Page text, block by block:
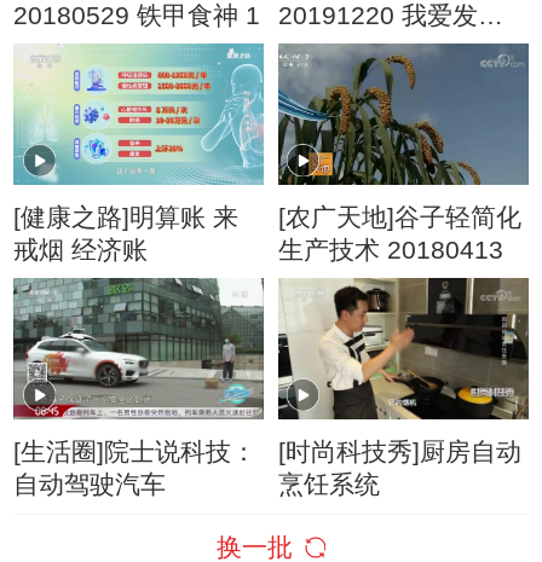
20180529 铁甲食神 1
20191220 我爱发明
系列 烤串晒出来
[健康之路]明算账 来
戒烟 经济账
[农广天地]谷子轻简化
生产技术 20180413
[生活圈]院士说科技：
自动驾驶汽车
[时尚科技秀]厨房自动
烹饪系统
换一批